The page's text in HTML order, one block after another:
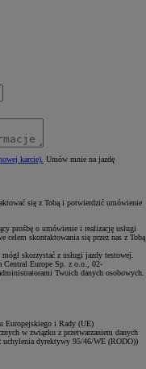
karcie) Umów mnie na jazdę
się z Tobą i potwierdzić umówienie
prośbę o umówienie i realizację usługi
celem skontaktowania się przez nas z Tobą
skorzystać z usługi jazdy testowej.
Central Europe Sp. z o.o., 02-
Twoich danych osobowych.
Europejskiego i Rady (UE)
w związku z przetwarzaniem danych
uchylenia dyrektywy 95/46/WE (RODO))